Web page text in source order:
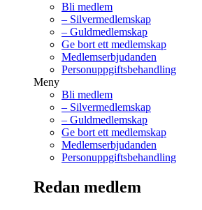
Bli medlem
– Silvermedlemskap
– Guldmedlemskap
Ge bort ett medlemskap
Medlemserbjudanden
Personuppgiftsbehandling
Meny
Bli medlem
– Silvermedlemskap
– Guldmedlemskap
Ge bort ett medlemskap
Medlemserbjudanden
Personuppgiftsbehandling
Redan medlem